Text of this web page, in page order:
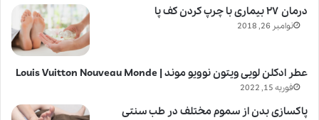
درمان ۲۷ بیماری با چرپ کردن کف پا
نوامبر 26, 2018
عطر ادکلن لویی ویتون نوویو موند | Louis Vuitton Nouveau Monde
فوریه 15, 2022
پاکسازی بدن از سموم مختلف در طب سنتی